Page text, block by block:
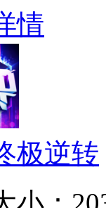
情
极逆转